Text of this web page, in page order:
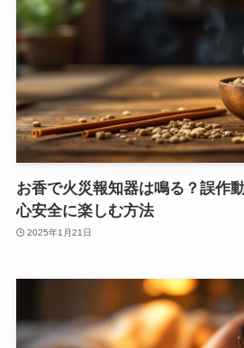
お香で火災報知器は鳴る？誤作
心安全に楽しむ方法
2025年1月21日